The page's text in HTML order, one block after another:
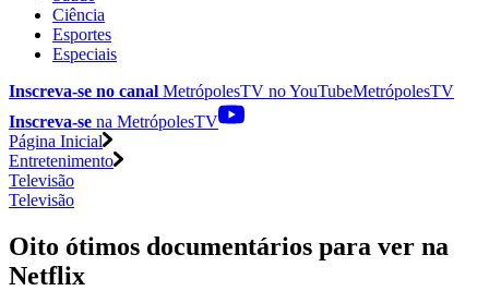
Ciência
Esportes
Especiais
Inscreva-se no canal MetrópolesTV noYouTubeMetrópolesTV
Inscreva-se na MetrópolesTV
Página Inicial
Entretenimento
Televisão
Televisão
Oito ótimos documentários para ver na
Netflix